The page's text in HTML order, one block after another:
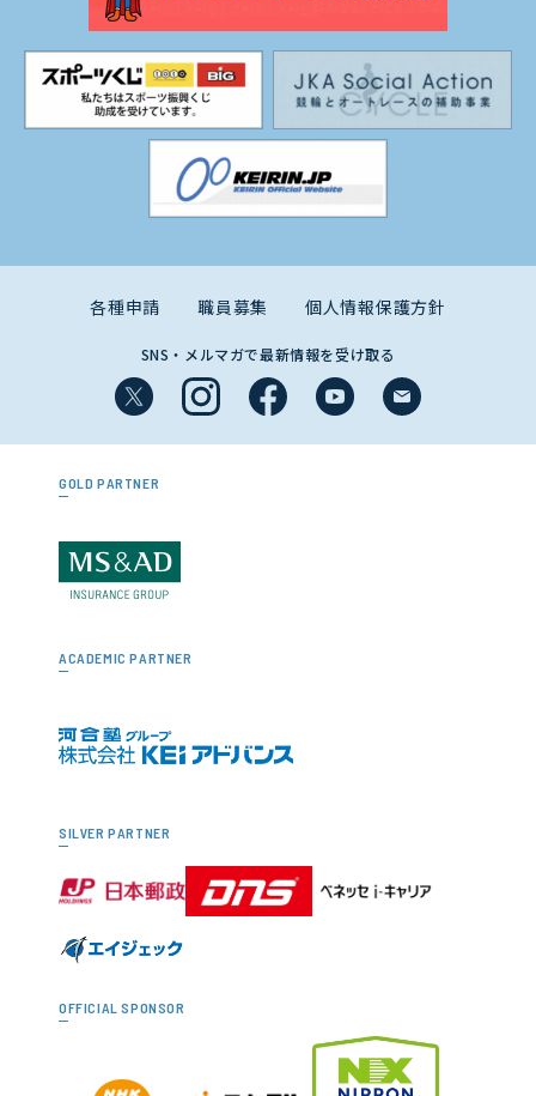
各種申請 職員募集 個人情報保護方針
SNS・メルマガで最新情報を受け取る
GOLD PARTNER
ACADEMIC PARTNER
SILVER PARTNER
OFFICIAL SPONSOR